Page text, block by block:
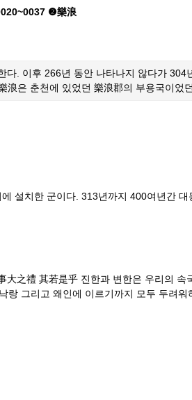
❷樂浪
. 이후 266년 동안 나타나지 않다가
은 춘천에 있었던 樂浪郡의 부용국이
설치한 군이다. 313년까지 400여년간
之禮 其若是乎 진한과 변한은 우리의
랑 그리고 왜인에 이르기까지 모두 두